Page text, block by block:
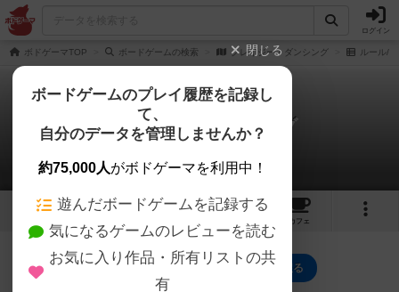
ログイン
ボドゲーマTOP ボードゲームの検索 クレイジー・ダンシング ルール/
クレイジー・ダンシング
0件のルール/インスト
2 2
カフェ
クレイジー・ダンシングのトップに戻る
閉じる
ボードゲームのプレイ履歴を記録し
て、
自分のデータを管理しませんか？
約75,000人がボドゲーマを利用中！
遊んだボードゲームを記録する
気になるゲームのレビューを読む
お気に入り作品・所有リストの共
有